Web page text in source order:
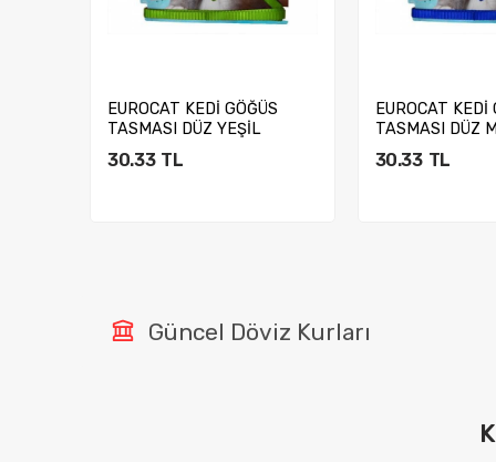
EUROCAT KEDİ GÖĞÜS
TASMASI DÜZ YEŞİL
30.33 TL
EUROCAT KEDİ
TASMASI DÜZ
30.33 TL
Güncel Döviz Kurları